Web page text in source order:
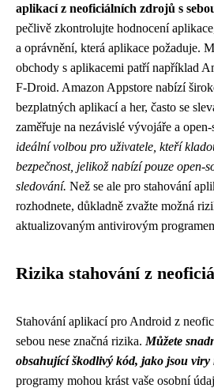
aplikací z neoficiálních zdrojů s
pečlivě zkontrolujte hodnocení
a oprávnění, která aplikace požaduje.
obchody s aplikacemi patří například
F-Droid. Amazon Appstore nabízí
bezplatných aplikací a her, často se
zaměřuje na nezávislé vývojáře a
ideální volbou pro uživatele, kteří
bezpečnost, jelikož nabízí pouze open-
sledování. Než se ale pro stahování
rozhodnete, důkladně zvažte možná
aktualizovaným antivirovým
Rizika stahování z
Stahování aplikací pro Android z
sebou nese značná rizika. Můžete
obsahující škodlivý kód, jako jsou viry
programy mohou krást vaše osobní